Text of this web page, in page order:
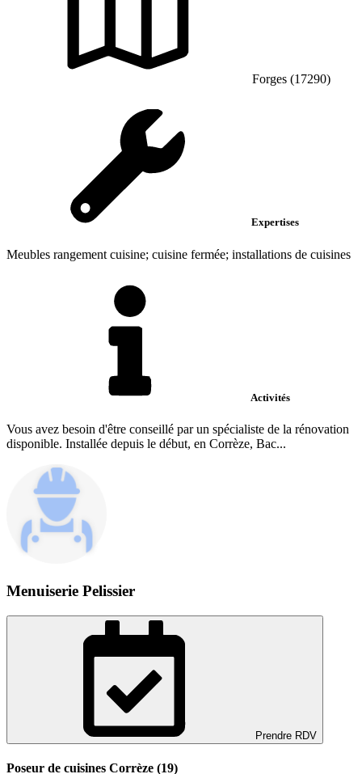
Forges (17290)
Expertises
Meubles rangement cuisine; cuisine fermée; installations de cuisines
Activités
Vous avez besoin d'être conseillé par un spécialiste de la rénovation
disponible. Installée depuis le début, en Corrèze, Bac...
Menuiserie Pelissier
Prendre RDV
Poseur de cuisines Corrèze (19)